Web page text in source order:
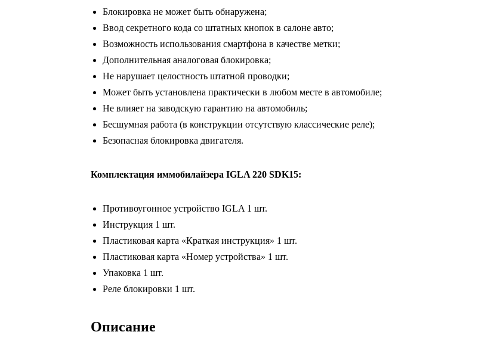
Блокировка не может быть обнаружена;
Ввод секретного кода со штатных кнопок в салоне авто;
Возможность использования смартфона в качестве метки;
Дополнительная аналоговая блокировка;
Не нарушает целостность штатной проводки;
Может быть установлена практически в любом месте в автомобиле;
Не влияет на заводскую гарантию на автомобиль;
Бесшумная работа (в конструкции отсутствую классические реле);
Безопасная блокировка двигателя.
Комплектация иммобилайзера IGLA 220 SDK15:
Противоугонное устройство IGLA 1 шт.
Инструкция 1 шт.
Пластиковая карта «Краткая инструкция» 1 шт.
Пластиковая карта «Номер устройства» 1 шт.
Упаковка 1 шт.
Реле блокировки 1 шт.
Описание